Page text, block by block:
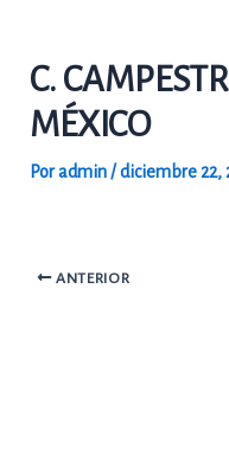
contenido
C.
MÉXICO
Poradmin /diciembre 22,
ANTERIOR